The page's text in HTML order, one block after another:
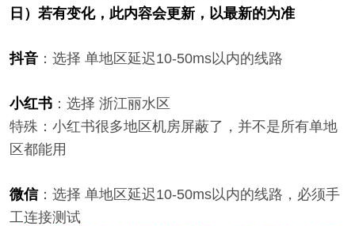
日）若有变化，此内容会更新，以最新的为准
抖音 ：选择 单地区延迟10-50ms以内的线路
小红书 ：选择 浙江丽水区
特殊：小红书很多地区机房屏蔽了，并不是所有单地
区都能用
微信：选择 单地区延迟10-50ms以内的线路，必须手
工连接测试